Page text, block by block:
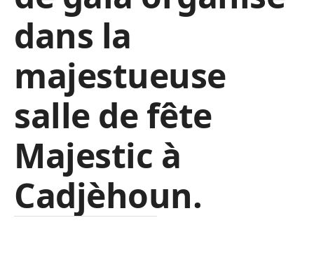
dans la
majestueuse
salle de fête
Majestic à
Cadjèhoun.